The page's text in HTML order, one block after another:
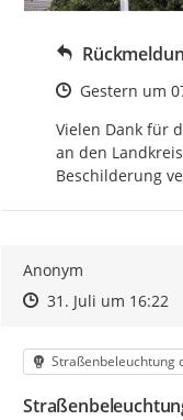
Zeitpunkt des
Gestern um
Vielen Dank für
an den
Beschilderung
Anonym
Zeitpunkt des
Zeitpunkt des
31. Juli um 16:22
Kategorie
Straßenbeleuchtung